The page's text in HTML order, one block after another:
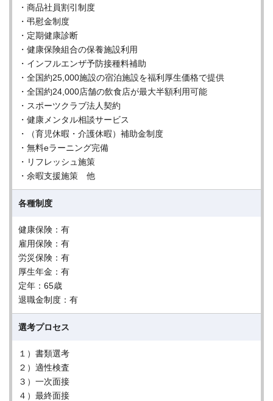
・商品社員割引制度
・弔慰金制度
・定期健康診断
・健康保険組合の保養施設利用
・インフルエンザ予防接種料補助
・全国約25,000施設の宿泊施設を福利厚生価格で提供
・全国約24,000店舗の飲食店が最大半額利用可能
・スポーツクラブ法人契約
・健康メンタル相談サービス
・（育児休暇・介護休暇）補助金制度
・無料eラーニング完備
・リフレッシュ施策
・余暇支援施策 他
各種制度
健康保険：有
雇用保険：有
労災保険：有
厚生年金：有
定年：65歳
退職金制度：有
選考プロセス
１）書類選考
２）適性検査
３）一次面接
４）最終面接